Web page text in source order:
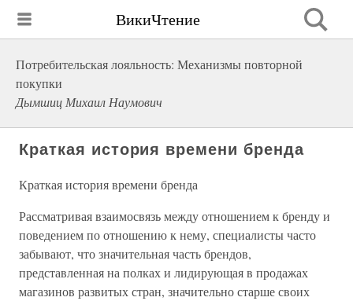
ВикиЧтение
Потребительская лояльность: Механизмы повторной
покупки
Дымшиц Михаил Наумович
Краткая история времени бренда
Краткая история времени бренда
Рассматривая взаимосвязь между отношением к бренду и
поведением по отношению к нему, специалисты часто
забывают, что значительная часть брендов,
представленная на полках и лидирующая в продажах
магазинов развитых стран, значительно старше своих